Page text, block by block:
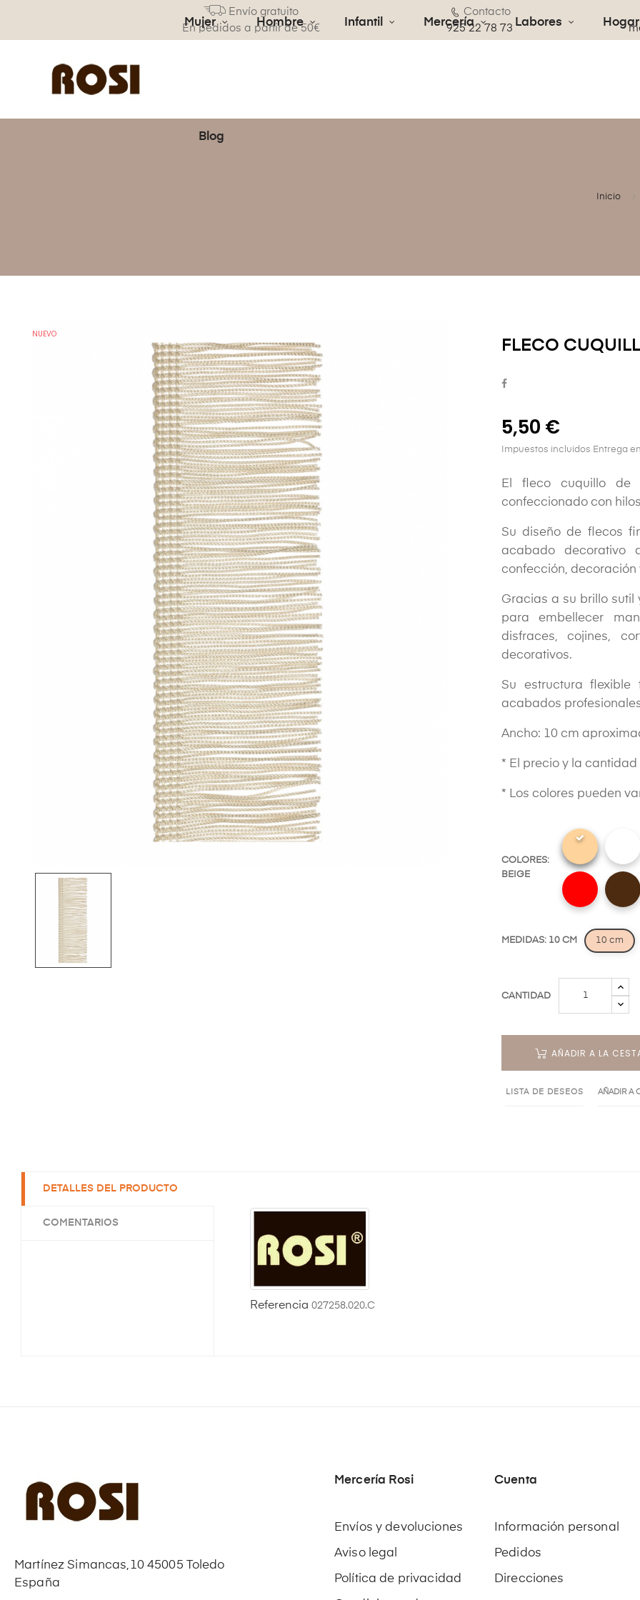
Envío gratuito
En pedidos a partir de 50€
Contacto
925 22 78 73
Mujer Hombre Infantil Mercería Labores Hogar
Blog
Inicio
NUEVO
FLECO
5,50 €
Impuestos incluidos Entrega
El fleco cuquillo de
confeccionado con
Su diseño de flecos
acabado decorativo
confección, decoración
Gracias a su brillo sutil
para embellecer
disfraces, cojines,
decorativos.
Su estructura flexible
acabados
Ancho: 10 cm
* El precio y la
* Los colores pueden
COLORES:
BEIGE
MEDIDAS: 10 CM 10 cm
CANTIDAD
AÑADIR A LA
LISTA DE DESEOS AÑADIR A
DETALLES DEL PRODUCTO
COMENTARIOS
Referencia 027258.020.C
Martínez Simancas,10 45005 Toledo
España
Mercería Rosi
Envíos y devoluciones
Aviso legal
Política de privacidad
Cuenta
Información personal
Pedidos
Direcciones